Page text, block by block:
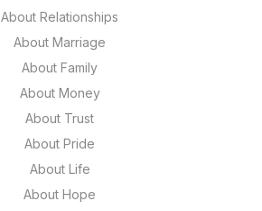
About Relationships
About Marriage
About Family
About Money
About Trust
About Pride
About Life
About Hope